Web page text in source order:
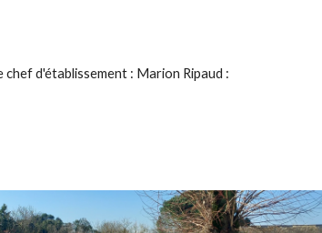
d'établissement : Marion Ripaud :